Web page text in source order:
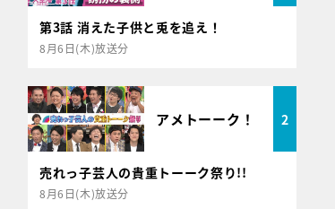
第3話 消えた子供と兎を追え！
8月6日(木)放送分
アメトーーク！ 2
売れっ子芸人の貴重トーーク祭り!!
8月6日(木)放送分